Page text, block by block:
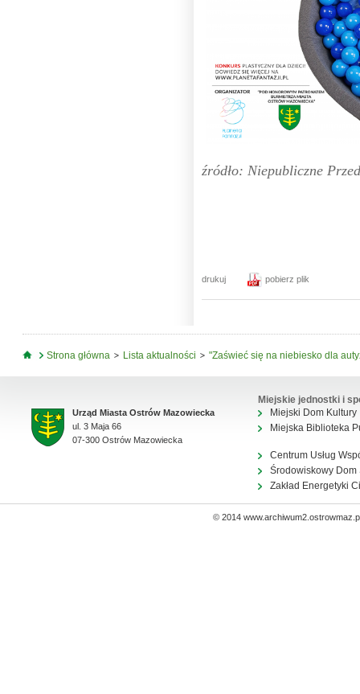
źródło: Niepubliczne
drukuj pobierz plik
Jesteś tutaj
Strona główna Lista aktualności "Zaświeć się na niebiesko dla
Urząd Miasta Ostrów Mazowiecka
ul. 3 Maja 66
07-300 Ostrów Mazowiecka
Miejskie jednostki i
Miejski Dom Kultury
Miejska Biblioteka
Centrum Usług
Środowiskowy Dom
Zakład Energetyki
© 2014